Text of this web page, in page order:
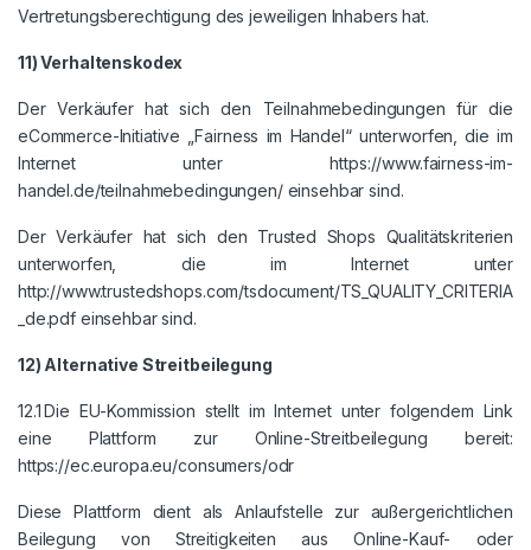
Vertretungsberechtigung des jeweiligen Inhabers hat.
11) Verhaltenskodex
Der Verkäufer hat sich den Teilnahmebedingungen für die
eCommerce-Initiative „Fairness im Handel“ unterworfen, die im
Internet unter https://www.fairness-im-
handel.de/teilnahmebedingungen/ einsehbar sind.
Der Verkäufer hat sich den Trusted Shops Qualitätskriterien
unterworfen, die im Internet unter
http://www.trustedshops.com/tsdocument/TS_QUALITY_CRITERIA
_de.pdf einsehbar sind.
12) Alternative Streitbeilegung
12.1 Die EU-Kommission stellt im Internet unter folgendem Link
eine Plattform zur Online-Streitbeilegung bereit:
https://ec.europa.eu/consumers/odr
Diese Plattform dient als Anlaufstelle zur außergerichtlichen
Beilegung von Streitigkeiten aus Online-Kauf- oder